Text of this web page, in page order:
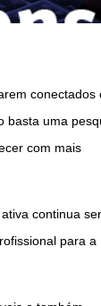
conectados
basta uma
com mais
continua
para a